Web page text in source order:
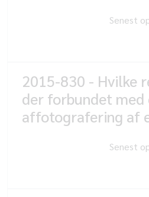
Senest
2015-830 - Hvilke
der forbundet med
affotografering af
Senest